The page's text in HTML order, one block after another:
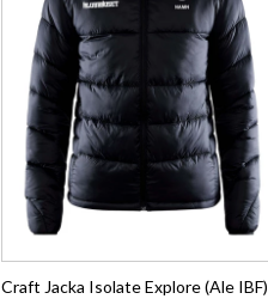
Craft Jacka Isolate Explore (Ale IBF)